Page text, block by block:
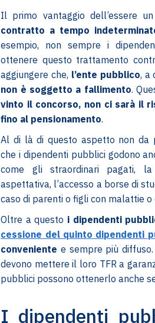
Il primo vantaggio dell’essere
contratto a tempo
esempio, non sempre i
ottenere questo trattamento
aggiungere che, l’ente pubblico, a
non è soggetto a fallimento.
vinto il concorso, non ci sarà il
fino al pensionamento.
Al di là di questo aspetto non da
che i dipendenti pubblici godono
come gli straordinari pagati,
aspettativa, l’accesso a borse di
caso di parenti o figli con malattie o
Oltre a questo i dipendenti
cessione del quinto dipendenti
conveniente e sempre più
devono mettere il loro TFR a
pubblici possono ottenerlo anche
I dipendenti